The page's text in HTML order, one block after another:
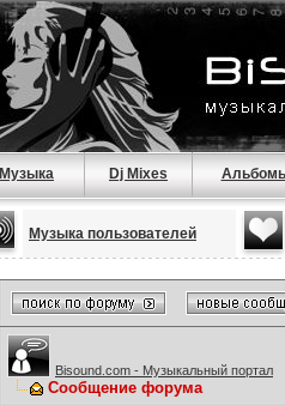
Музыка Dj Mixes
Музыка пользователей
Bisound.com - Музыкальный портал
Сообщение форума